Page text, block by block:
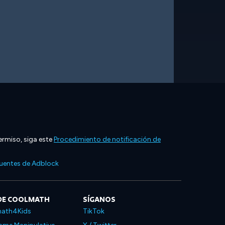
siga esteProcedimiento de notificación de
de Adblock
COOLMATH SÍGANOS
TikTok